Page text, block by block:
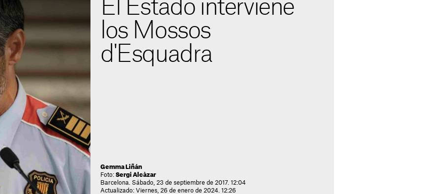
El Estado interviene
los Mossos
d'Esquadra
Gemma Liñán
Foto: Sergi Alcàzar
Barcelona. Sábado, 23 de septiembre de 2017. 12:04
Actualizado: Viernes, 26 de enero de 2024. 12:26